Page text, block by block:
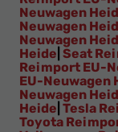
Neuwagen
Neuwagen
Neuwagen
Heide Seat
Reimport EU-
EU-Neuwagen
Neuwagen
Heide Tesla
Toyota